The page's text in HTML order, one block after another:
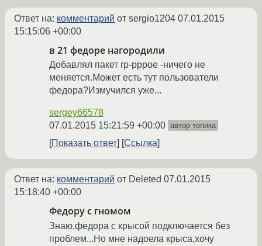
Ответ на: комментарий от sergio1204 07.01.2015
15:15:06 +00:00
в 21 федоре нагородили
Добавлял пакет rp-pppoe -ничего не
меняется.Может есть тут пользователи
федора?Измучился уже...
sergey66578
07.01.2015 15:21:59 +00:00 автор топика
Показать ответ Ссылка
Ответ на: комментарий от Deleted 07.01.2015
15:18:40 +00:00
Федору с гномом
Знаю,федора с крысой подключается без
проблем...Но мне надоела крыса,хочу